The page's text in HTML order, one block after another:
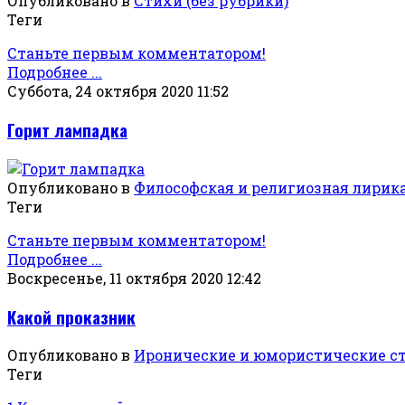
Теги
Станьте первым комментатором!
Подробнее ...
Суббота, 24 октября 2020 11:52
Горит лампадка
Опубликовано в Философская и религиозная
Теги
Станьте первым комментатором!
Подробнее ...
Воскресенье, 11 октября 2020 12:42
Какой проказник
Опубликовано в Иронические и юмористические
Теги